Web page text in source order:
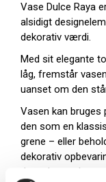
Vase Dulce Raya
alsidigt
dekorativ værdi.
Med sit elegante
låg, fremstår
uanset om den
Vasen kan bruges
den som en
grene – eller
dekorativ
du vælger at